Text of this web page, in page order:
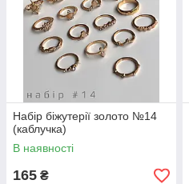
Набір біжутерії золото №14
(каблучка)
В наявності
165 ₴